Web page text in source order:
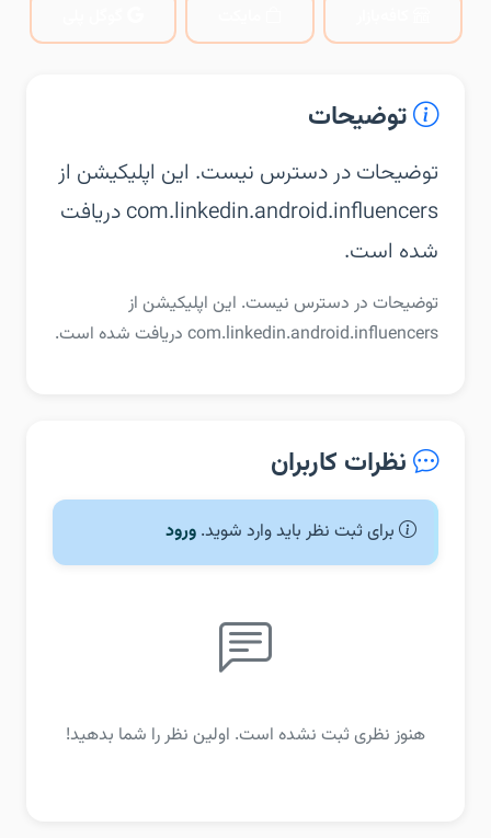
توضیحات
توضیحات در دسترس نیست. این اپلیکیشن از
com.linkedin.android.influencers دریافت
شده است.
توضیحات در دسترس نیست. این اپلیکیشن از
com.linkedin.android.influencers دریافت شده است.
نظرات کاربران
برای ثبت نظر باید وارد شوید. ورود
هنوز نظری ثبت نشده است. اولین نظر را شما بدهید!